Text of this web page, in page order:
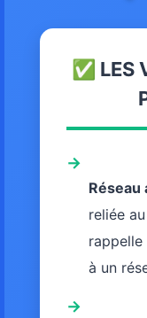
✅ LES
→
Réseau
reliée
rappelle
à un
→